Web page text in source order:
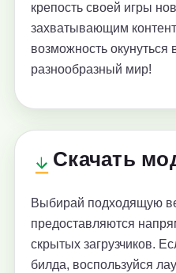
крепость своей игры
захватывающим
возможность окунуться
разнообразный мир!
Скачать
Выбирай подходящую
предоставляются
скрытых загрузчиков.
билда, воспользуйся